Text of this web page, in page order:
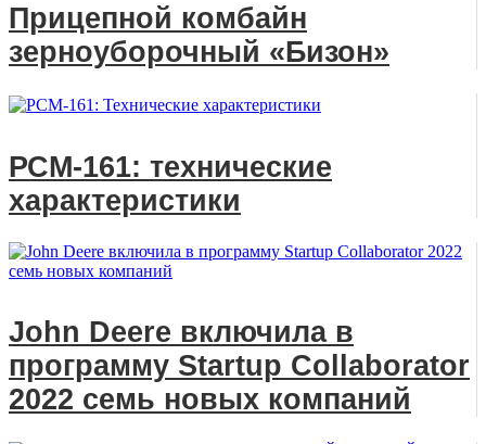
Прицепной комбайн
зерноуборочный «Бизон»
РСМ-161: технические
характеристики
John Deere включила в
программу Startup Collaborator
2022 семь новых компаний